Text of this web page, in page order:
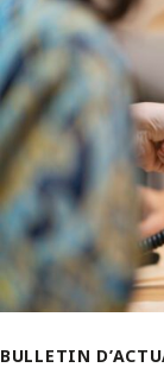
BULLETIN